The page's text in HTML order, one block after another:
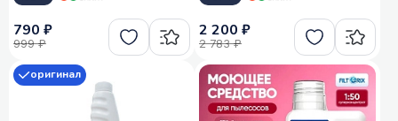
790 ₽
999 ₽
2 200 ₽
2 783 ₽
оригинал